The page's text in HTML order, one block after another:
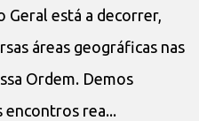
está a decorrer,
áreas geográficas nas
Ordem. Demos
encontros rea...